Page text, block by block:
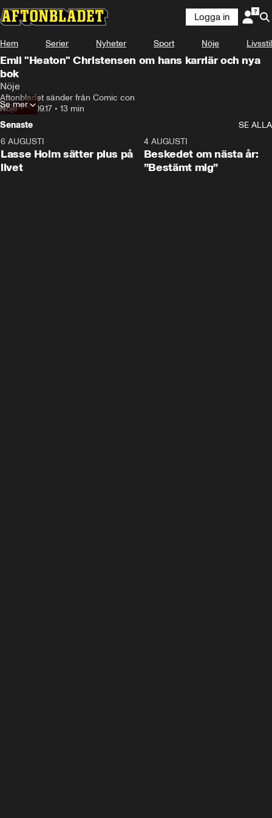
Logga in
Hem Serier Nyheter Sport Nöje Livsstil
Emil "Heaton" Christensen om hans karriär och nya
bok
Nöje
Aftonbladet sänder från Comic con
Nöje•15.09.17 • 13 min
Se mer
Senaste
SE ALLA
6 AUGUSTI
Lasse Holm sätter plus på
livet
4 AUGUSTI
Beskedet om nästa år:
”Bestämt mig”